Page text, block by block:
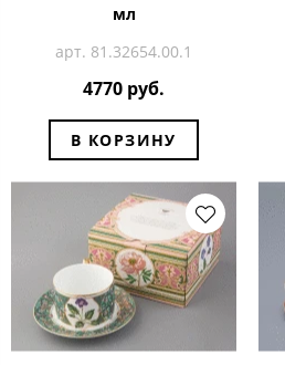
мл
арт. 81.32654.00.1
4770 руб.
В КОРЗИНУ